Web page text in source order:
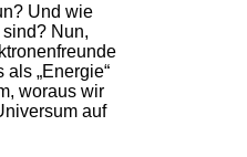
Und wie
Nun,
„Energie“
woraus wir
auf